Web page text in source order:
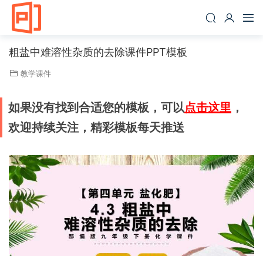
粗盐中难溶性杂质的去除课件PPT模板
教学课件
如果没有找到合适您的模板，可以点击这里 ，
欢迎持续关注，精彩模板每天推送